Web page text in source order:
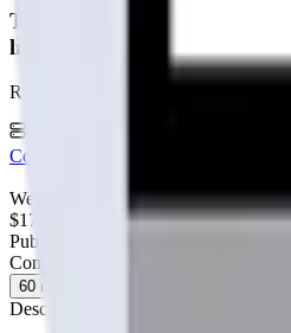
Tu página web
lista hoy
Rápida, profesional, con la misma
Cotiza tu página web
WebAgen.cl
$179.900
50% inicial · 50% contra
Publicidad de SoloPrefabricadas
Configuración
60 m²
Descripción